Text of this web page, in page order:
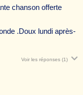
chanson offerte
.Doux lundi après-
Voir les réponses (1)